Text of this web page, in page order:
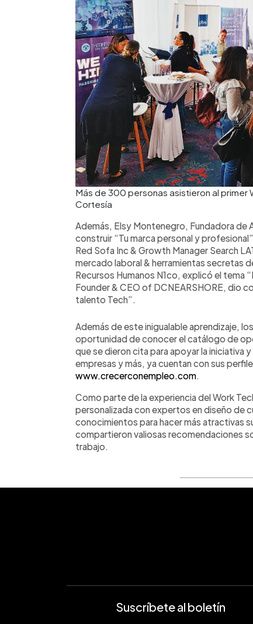
Más de 300 personas asistieron al
Cortesía
Además, Elsy Montenegro, Fundadora de
construir “Tu marca personal y
Red Sofa Inc & Growth Manager Search
mercado laboral & herramientas secretas
Recursos Humanos N1co, explicó el tema
Founder & CEO of DCNEARSHORE, dio
talento Tech”.
Además de este inigualable aprendizaje,
oportunidad de conocer el catálogo de
que se dieron cita para apoyar la iniciativa
empresas y más, ya cuentan con sus
www.crecerconempleo.com
Como parte de la experiencia del Work
personalizada con expertos en diseño de
conocimientos para hacer más atractivas
compartieron valiosas recomendaciones
trabajo.
Suscríbete al boletín